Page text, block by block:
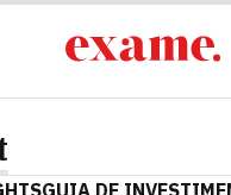
GUIA DE